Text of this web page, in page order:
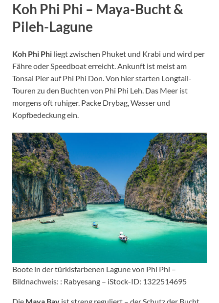
Koh Phi Phi – Maya-Bucht &
Pileh-Lagune
Koh Phi Phi liegt zwischen Phuket und Krabi und wird per
Fähre oder Speedboat erreicht. Ankunft ist meist am
Tonsai Pier auf Phi Phi Don. Von hier starten Longtail-
Touren zu den Buchten von Phi Phi Leh. Das Meer ist
morgens oft ruhiger. Packe Drybag, Wasser und
Kopfbedeckung ein.
Boote in der türkisfarbenen Lagune von Phi Phi –
Bildnachweis: : Rabyesang – iStock-ID: 1322514695
Die Maya Bay ist streng reguliert – der Schutz der Bucht